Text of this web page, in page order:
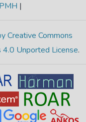
|
Creative Commons
Unported License.